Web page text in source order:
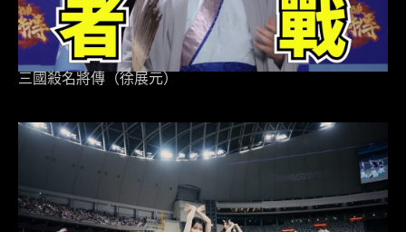
三國殺名將傳（徐展元）